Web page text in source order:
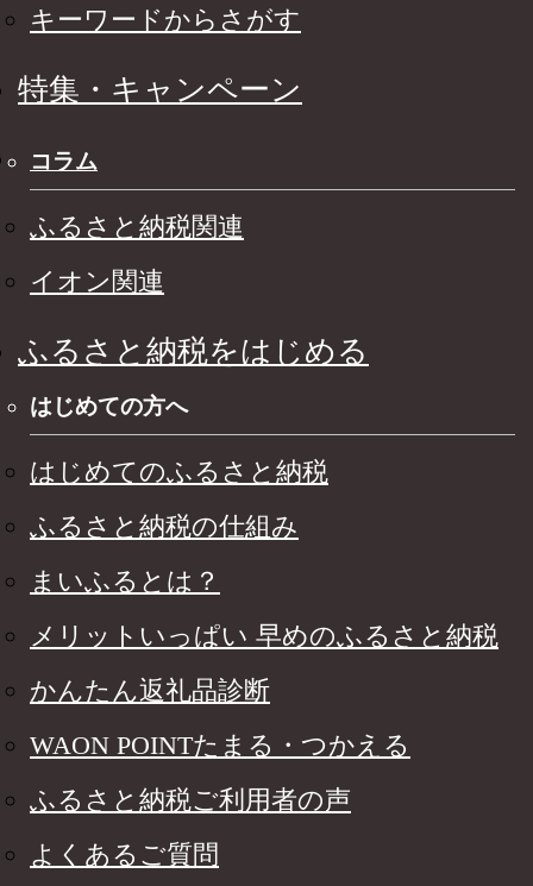
キーワードからさがす
特集・キャンペーン
コラム
ふるさと納税関連
イオン関連
ふるさと納税をはじめる
はじめての方へ
はじめてのふるさと納税
ふるさと納税の仕組み
まいふるとは？
メリットいっぱい 早めのふるさと納税
かんたん返礼品診断
WAON POINTたまる・つかえる
ふるさと納税ご利用者の声
よくあるご質問